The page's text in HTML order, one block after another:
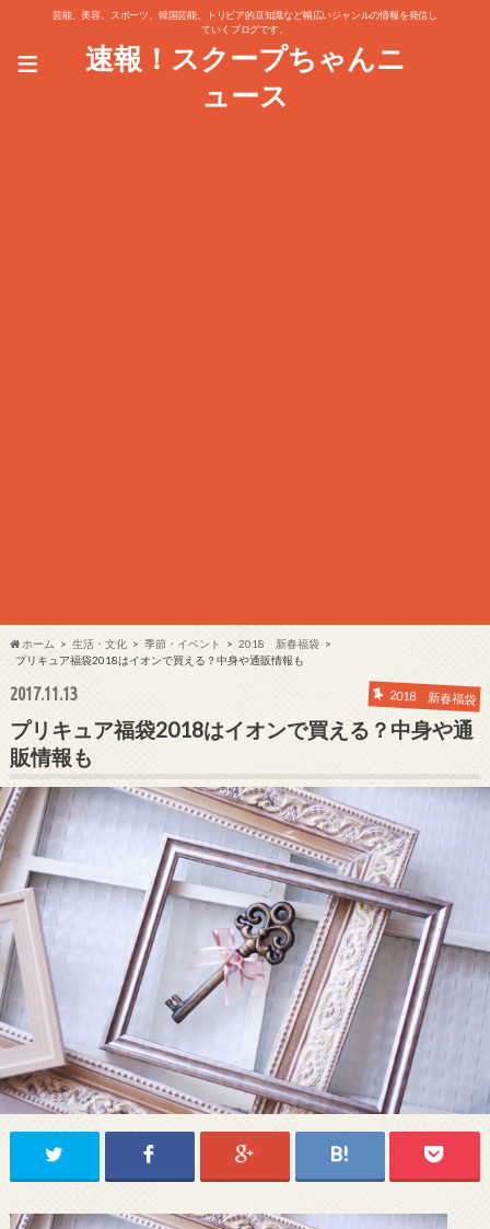
芸能、美容、スポーツ、韓国芸能、トリビア的豆知識など幅広いジャンルの情報を発信し
ていくブログです。
速報！スクープちゃんニ
ュース
≡
ホーム 生活・文化 季節・イベント
2018 新春福袋
プリキュア福袋2018はイオンで買える？中身や通販情報も
2017.11.13 2018 新春福袋
プリキュア福袋2018はイオンで買える？中身や通
販情報も